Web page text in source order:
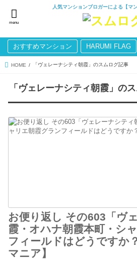
人気マンションブロガーによる【マ
menu
おすすめマンション HARUMI FLAG
HOME 「ヴェレーナシティ朝霞」のスムログ記事
「ヴェレーナシティ朝霞」の
お便り返し その603「ヴ
霞・オハナ朝霞本町・シ
フィールドはどうですか
マニア】